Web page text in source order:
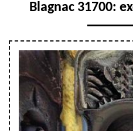
Blagnac 31700: